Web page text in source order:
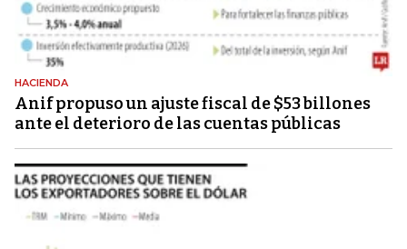
HACIENDA
Anif propuso un ajuste fiscal de $53 billones
ante el deterioro de las cuentas públicas